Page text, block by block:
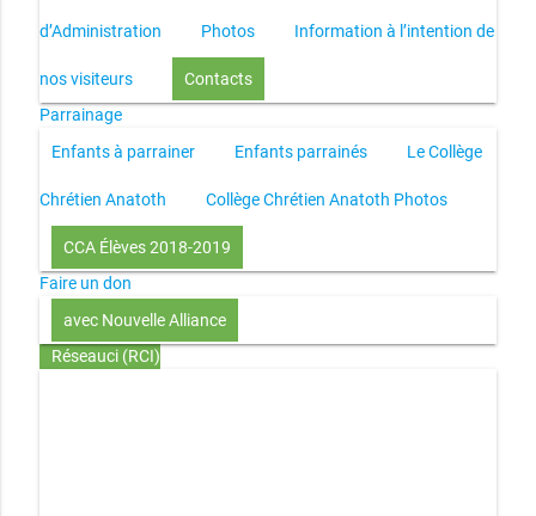
d’Administration Photos Information à l’intention de
nos visiteurs
Contacts
Parrainage
Enfants à parrainer
Enfants parrainés Le Collège
Chrétien Anatoth Collège Chrétien Anatoth Photos
CCA Élèves 2018-2019
Faire un don
avec Nouvelle Alliance
Réseauci (RCI)